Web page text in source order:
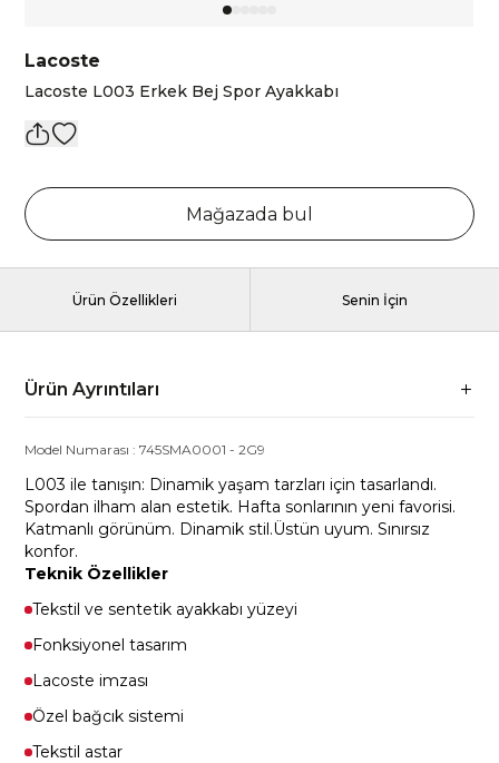
Lacoste
Lacoste L003 Erkek Bej Spor Ayakkabı
Mağazada bul
Ürün Özellikleri Senin İçin
Ürün Ayrıntıları
Model Numarası :745SMA0001 -2G9
L003 ile tanışın: Dinamik yaşam tarzları için tasarlandı.
Spordan ilham alan estetik. Hafta sonlarının yeni favorisi.
Katmanlı görünüm. Dinamik stil.Üstün uyum. Sınırsız
konfor.
Teknik Özellikler
Tekstil ve sentetik ayakkabı yüzeyi
Fonksiyonel tasarım
Lacoste imzası
Özel bağcık sistemi
Tekstil astar